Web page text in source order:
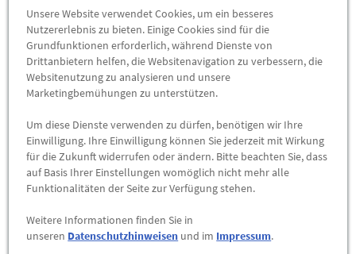
Felgengröße: 8,5Jx19
Felgenlochkreis: 112/5
Einpresstiefe: 48 mm
Freigabe Schneeketten: nein
Lieferumfang nicht enthalten.
Ihr Audi Partner informiert Sie gerne über ...
460,00 €
ZUM PRODUKT
Unsere Website verwendet Cookies, um ein besseres
Nutzererlebnis zu bieten. Einige Cookies sind für die
Grundfunktionen erforderlich, während Dienste von
Drittanbietern helfen, die Websitenavigation zu verbessern, die
Websitenutzung zu analysieren und unsere
Marketingbemühungen zu unterstützen.
Um diese Dienste verwenden zu dürfen, benötigen wir Ihre
Einwilligung. Ihre Einwilligung können Sie jederzeit mit Wirkung
für die Zukunft widerrufen oder ändern. Bitte beachten Sie, dass
auf Basis Ihrer Einstellungen womöglich nicht mehr alle
Funktionalitäten der Seite zur Verfügung stehen.
Weitere Informationen finden Sie in
unseren Datenschutzhinweisen und im Impressum.